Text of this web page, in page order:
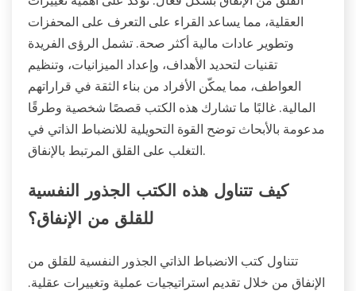
العقلية، مما يساعد القراء على التعرف على المحفزات
وتطوير عادات مالية أكثر صحة. تشمل الرؤى الفريدة
تقنيات لتحديد الأهداف، وإعداد الميزانيات، وتنظيم
العواطف، مما يمكّن الأفراد من بناء الثقة في قراراتهم
المالية. غالبًا ما تشارك هذه الكتب قصصًا شخصية وطرقًا
مدعومة بالأبحاث توضح القوة التحويلية للانضباط الذاتي في
التغلب على القلق المرتبط بالإنفاق.
كيف تتناول هذه الكتب الجذور النفسية
للقلق من الإنفاق؟
تتناول كتب الانضباط الذاتي الجذور النفسية للقلق من
الإنفاق من خلال تقديم استراتيجيات عملية وتغييرات عقلية.